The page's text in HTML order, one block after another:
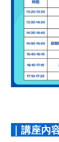
｜講座內